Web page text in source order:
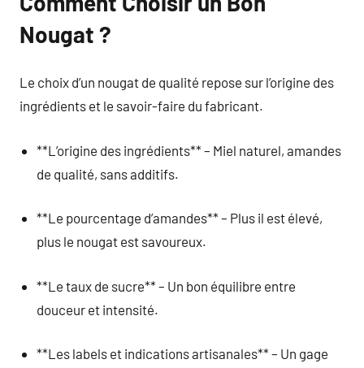
Nougat ?
Le choix d’un nougat de qualité repose sur l’origine des
ingrédients et le savoir-faire du fabricant.
**L’origine des ingrédients** – Miel naturel, amandes
de qualité, sans additifs.
**Le pourcentage d’amandes** – Plus il est élevé,
plus le nougat est savoureux.
**Le taux de sucre** – Un bon équilibre entre
douceur et intensité.
**Les labels et indications artisanales** – Un gage